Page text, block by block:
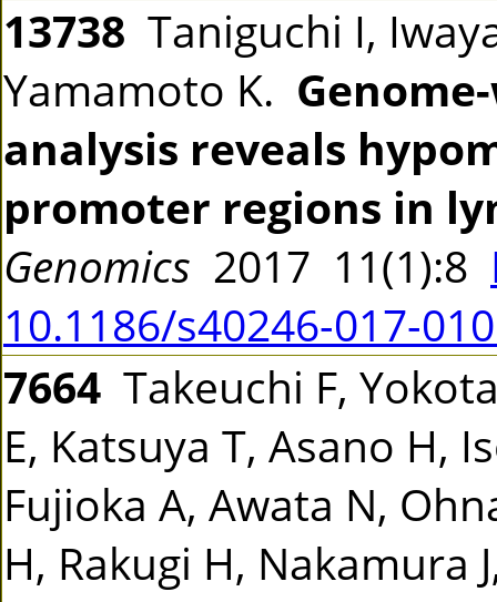
13738 Taniguchi I,
Yamamoto K.
analysis reveals
promoter regions in
Genomics 2017 11(1):8
10.1186/s40246-017-
7664 Takeuchi F,
E, Katsuya T, Asano H,
Fujioka A, Awata N,
H, Rakugi H, Nakamura